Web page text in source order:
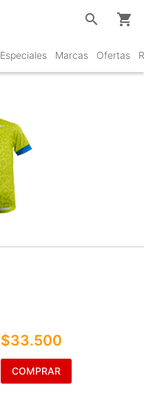
Especiales Marcas Ofertas
search shopping_cart
$33.500
COMPRAR